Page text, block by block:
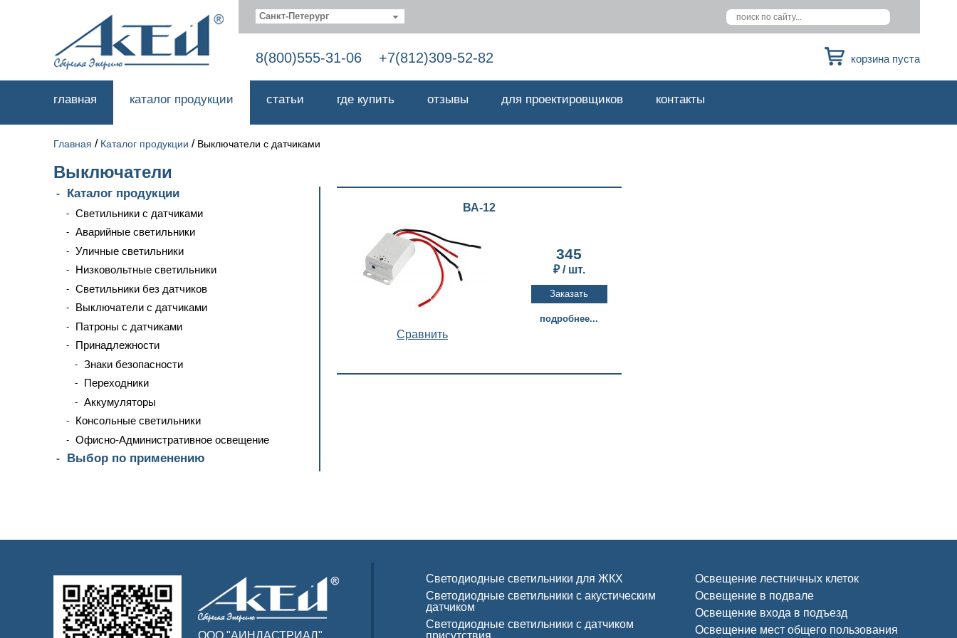
Санкт-Петерург
8(800)555-31-06 +7(812)309-52-82 корзина пуста
главная каталог продукции статьи где купить отзывы для проектировщиков контакты
Главная / Каталог продукции / Выключатели с датчиками
Выключатели
Каталог продукции
Светильники с датчиками
Аварийные светильники
Уличные светильники
Низковольтные светильники
Светильники без датчиков
Выключатели с датчиками
Патроны с датчиками
Принадлежности
Знаки безопасности
Переходники
Аккумуляторы
Консольные светильники
Офисно-Административное освещение
Выбор по применению
ВА-12
Cравнить
345
₽ / шт.
подробнее...
ООО "АИНДАСТРИАЛ"
Светодиодные светильники для ЖКХ
Светодиодные светильники с акустическим
датчиком
Светодиодные светильники с датчиком
присутствия
Освещение лестничных клеток
Освещение в подвале
Освещение входа в подъезд
Освещение мест общего пользования